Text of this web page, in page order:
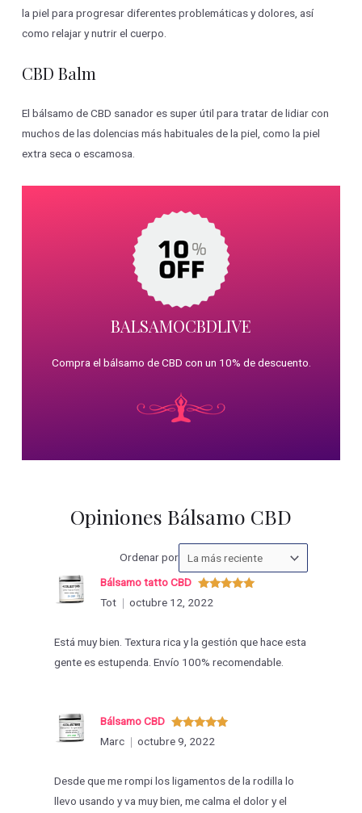
la piel para progresar diferentes problemáticas y dolores, así
como relajar y nutrir el cuerpo.
CBD Balm
El bálsamo de CBD sanador es super útil para tratar de lidiar con
muchos de las dolencias más habituales de la piel, como la piel
extra seca o escamosa.
BALSAMOCBDLIVE
Compra el bálsamo de CBD con un 10% de descuento.
Opiniones Bálsamo CBD
Ordenar porOrdenar
las
Valorado
con
Bálsamo tatto CBD
Tot
octubre 12, 2022
Está muy bien. Textura rica y la gestión que hace esta
gente es estupenda. Envío 100% recomendable.
Valorado
con5de 5
Bálsamo CBD
Marc
octubre 9, 2022
Desde que me rompi los ligamentos de la rodilla lo
llevo usando y va muy bien, me calma el dolor y el